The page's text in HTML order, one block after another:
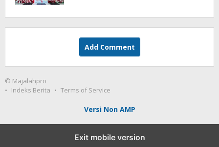
Add Comment
© Majalahpro
Indeks Berita
Terms of Service
Versi Non AMP
Exit mobile version